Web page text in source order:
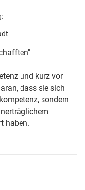
und kurz vor
dass sie sich
sondern
haben.